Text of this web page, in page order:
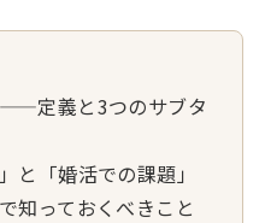
定義と3つのサブタ
と「婚活での課題」
知っておくべきこと